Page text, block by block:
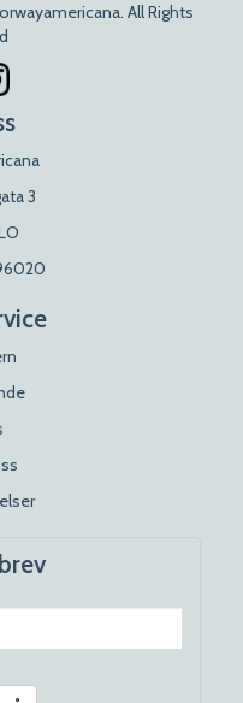
All Rights
3